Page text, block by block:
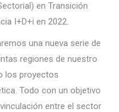
en Transición
I+D+i en 2022.
una nueva serie de
regiones de nuestro
los proyectos
Todo con un objetivo
entre el sector